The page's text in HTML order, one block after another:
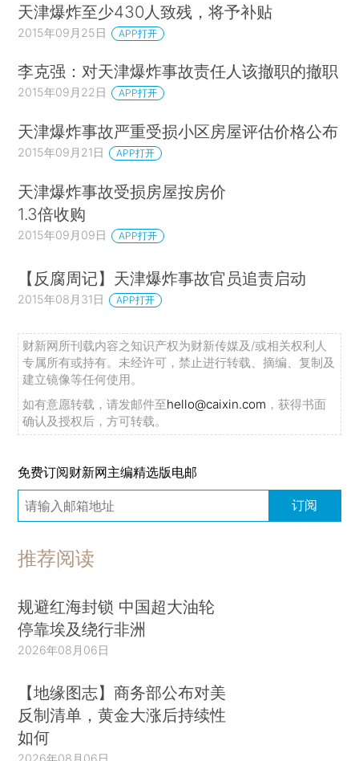
天津爆炸至少430人致残，将予补贴
2015年09月25日 APP打开
李克强：对天津爆炸事故责任人该撤职的撤职
2015年09月22日 APP打开
天津爆炸事故严重受损小区房屋评估价格公布
2015年09月21日 APP打开
天津爆炸事故受损房屋按房价
1.3倍收购
2015年09月09日 APP打开
【反腐周记】天津爆炸事故官员追责启动
2015年08月31日 APP打开
财新网所刊载内容之知识产权为财新传媒及/或相关权利人
专属所有或持有。未经许可，禁止进行转载、摘编、复制及
建立镜像等任何使用。
如有意愿转载，请发邮件至hello@caixin.com ，获得书面
确认及授权后，方可转载。
免费订阅财新网主编精选版电邮
订阅
推荐阅读
规避红海封锁 中国超大油轮
停靠埃及绕行非洲
2026年08月06日
【地缘图志】商务部公布对美
反制清单，黄金大涨后持续性
如何